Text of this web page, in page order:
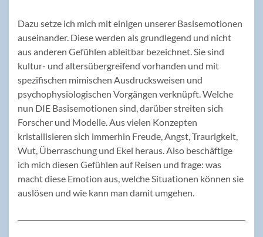
Dazu setze ich mich mit einigen unserer Basisemotionen
auseinander. Diese werden als grundlegend und nicht
aus anderen Gefühlen ableitbar bezeichnet. Sie sind
kultur- und altersübergreifend vorhanden und mit
spezifischen mimischen Ausdrucksweisen und
psychophysiologischen Vorgängen verknüpft. Welche
nun DIE Basisemotionen sind, darüber streiten sich
Forscher und Modelle. Aus vielen Konzepten
kristallisieren sich immerhin Freude, Angst, Traurigkeit,
Wut, Überraschung und Ekel heraus. Also beschäftige
ich mich diesen Gefühlen auf Reisen und frage: was
macht diese Emotion aus, welche Situationen können sie
auslösen und wie kann man damit umgehen.